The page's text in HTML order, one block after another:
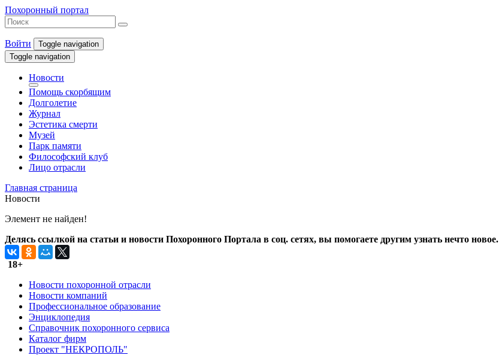
Похоронный портал
Войти
Toggle navigation
Toggle navigation
Новости
Помощь скорбящим
Долголетие
Журнал
Эстетика смерти
Музей
Парк памяти
Философский клуб
Лицо отрасли
Главная страница
Новости
Элемент не найден!
Делясь ссылкой на статьи и новости Похоронного Портала в соц. сетях, вы помогаете другим узнать нечто новое.
18+
Новости похоронной отрасли
Новости компаний
Профессиональное образование
Энциклопедия
Справочник похоронного сервиса
Каталог фирм
Проект "НЕКРОПОЛЬ"